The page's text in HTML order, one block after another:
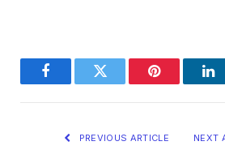
FacebookTwitter Pinterest
PREVIOUS ARTICLE NEXT